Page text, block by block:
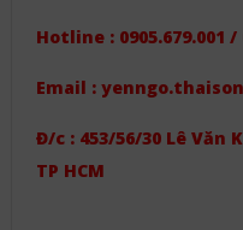
Hotline : 0905.679.001 /
Email :
Đ/c : 453/56/30 Lê Văn
TP HCM